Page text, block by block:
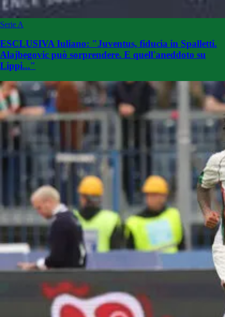
Serie A
ESCLUSIVA Iuliano: "Juventus, fiducia in Spalletti.
Alajbegovic può sorprendere. E quell'aneddoto su
Lippi..."